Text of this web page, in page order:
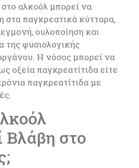
αλκοόλ μπορεί να
στα παγκρεατικά κύτταρα,
ουλοποίηση και
της φυσιολογικής
Η νόσος μπορεί να
οξεία παγκρεατίτιδα είτε
παγκρεατίτιδα με
Βλάβη στο